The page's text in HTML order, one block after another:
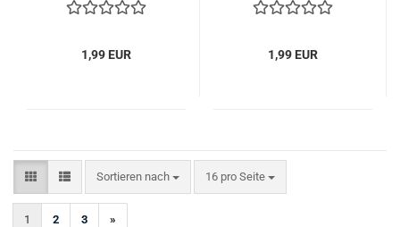
1,99 EUR 1,99 EUR
Sortieren nach
Sortieren nach 16 pro Seite
pro Seite
1 2 3 »